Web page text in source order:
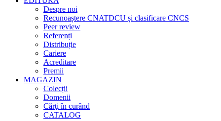
Despre noi
Recunoaștere CNATDCU și clasificare CNCS
Peer review
Referenți
Distribuție
Cariere
Acreditare
Premii
MAGAZIN
Colecții
Domenii
Cărţi în curând
CATALOG